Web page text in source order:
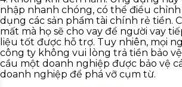
nhập nhanh chóng, có thể điều
dụng các sản phẩm tài chính rẻ tiền.
mất mà họ sẽ cho vay để người vay
liệu tốt được hỗ trợ. Tuy nhiên, mọi
công ty không vui lòng trả tiền bảo
cầu một doanh nghiệp được bảo vệ
doanh nghiệp để phá vỡ cụm từ.